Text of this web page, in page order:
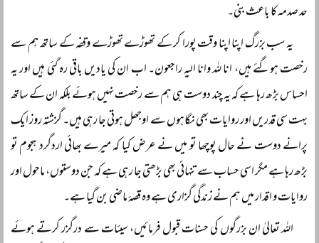
حد صدمہ کا باعث بنی۔
یہ سب بزرگ اپنا اپنا وقت پورا کر کے تھوڑے تھوڑے وقفہ کے ساتھ ہم سے
رخصت ہوگئے ہیں، انا للہ وانا الیہ راجعون۔ اب ان کی یادیں باقی رہ گئی ہیں اور یہ
احساس بڑھ رہا ہے کہ یہ چند دوست ہی ہم سے رخصت نہیں ہوئے بلکہ ان کے ساتھ
بہت سی قدریں اور روایات بھی نگاہوں سے اوجھل ہوتی جا رہی ہیں۔ گزشتہ روز ایک
پرانے دوست نے حال پوچھا تو میں نے عرض کیا کہ میرے بھائی اردگرد ہجوم تو
بڑھ رہا ہے مگر اسی حساب سے تنہائی بھی بڑھتی جا رہی ہے کہ جن دوستوں، ماحول اور
روایات و اقدار میں ہم نے زندگی گزاری ہے وہ قصۂ ماضی بن گیا ہے۔
اللہ تعالیٰ ان بزرگوں کی حسنات قبول فرمائیں، سیئات سے درگزر کرتے ہوئے